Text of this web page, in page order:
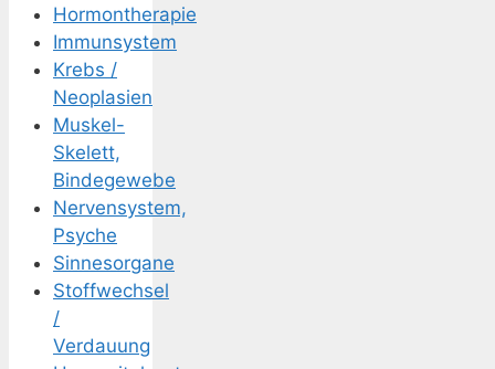
Hormontherapie
Immunsystem
Krebs /
Neoplasien
Muskel-
Skelett,
Bindegewebe
Nervensystem,
Psyche
Sinnesorgane
Stoffwechsel
/
Verdauung